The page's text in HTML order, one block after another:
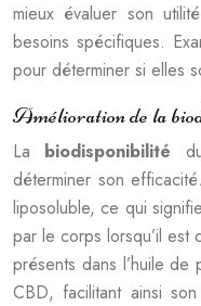
mieux évaluer son
besoins spécifiques.
pour déterminer si elles
Amélioration de la
La biodisponibilité
déterminer son
liposoluble, ce qui
par le corps lorsqu’il est
présents dans l’huile
CBD, facilitant ainsi